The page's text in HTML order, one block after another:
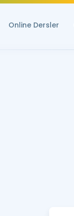
Online Dersler